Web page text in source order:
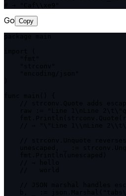
Go Copy
// strconv.Quote adds